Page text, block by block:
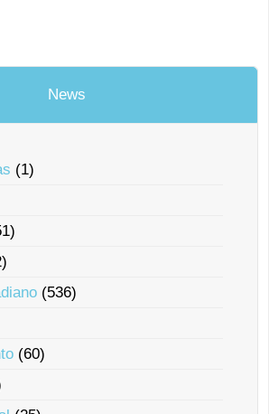
News
(1)
(536)
(60)